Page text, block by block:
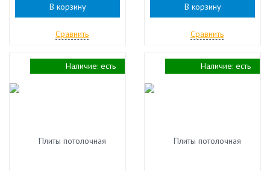
В корзину
Сравнить
В корзину
Сравнить
Наличие: есть Наличие: есть